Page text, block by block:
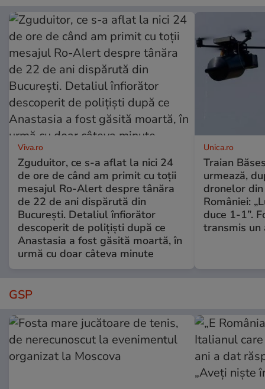
Viva.ro
Zguduitor, ce s-a aflat la nici 24
de ore de când am primit cu toții
mesajul Ro-Alert despre tânăra
de 22 de ani dispărută din
București. Detaliul înfiorător
descoperit de polițiști după ce
Anastasia a fost găsită moartă, în
urmă cu doar câteva minute
Unica.ro
Traian
urmează,
dronelor
României:
duce 1-1”.
transmis un
GSP